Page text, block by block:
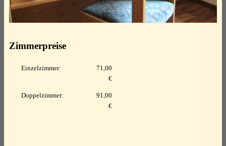
Zimmerpreise
Einzelzimmer:
71,00
€
Doppelzimmer:
91,00
€